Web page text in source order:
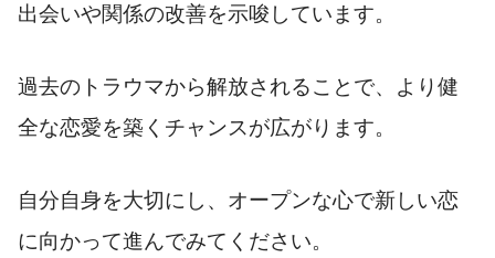
出会いや関係の改善を示唆しています。
過去のトラウマから解放されることで、より健
全な恋愛を築くチャンスが広がります。
自分自身を大切にし、オープンな心で新しい恋
に向かって進んでみてください。